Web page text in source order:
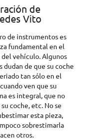
de
Vito
de instrumentos es
fundamental en el
vehículo. Algunos
dudan de que su coche
tan sólo en el
ven que su
es integral, que no
coche, etc. No se
esta pieza,
sobrestimarla
otros.